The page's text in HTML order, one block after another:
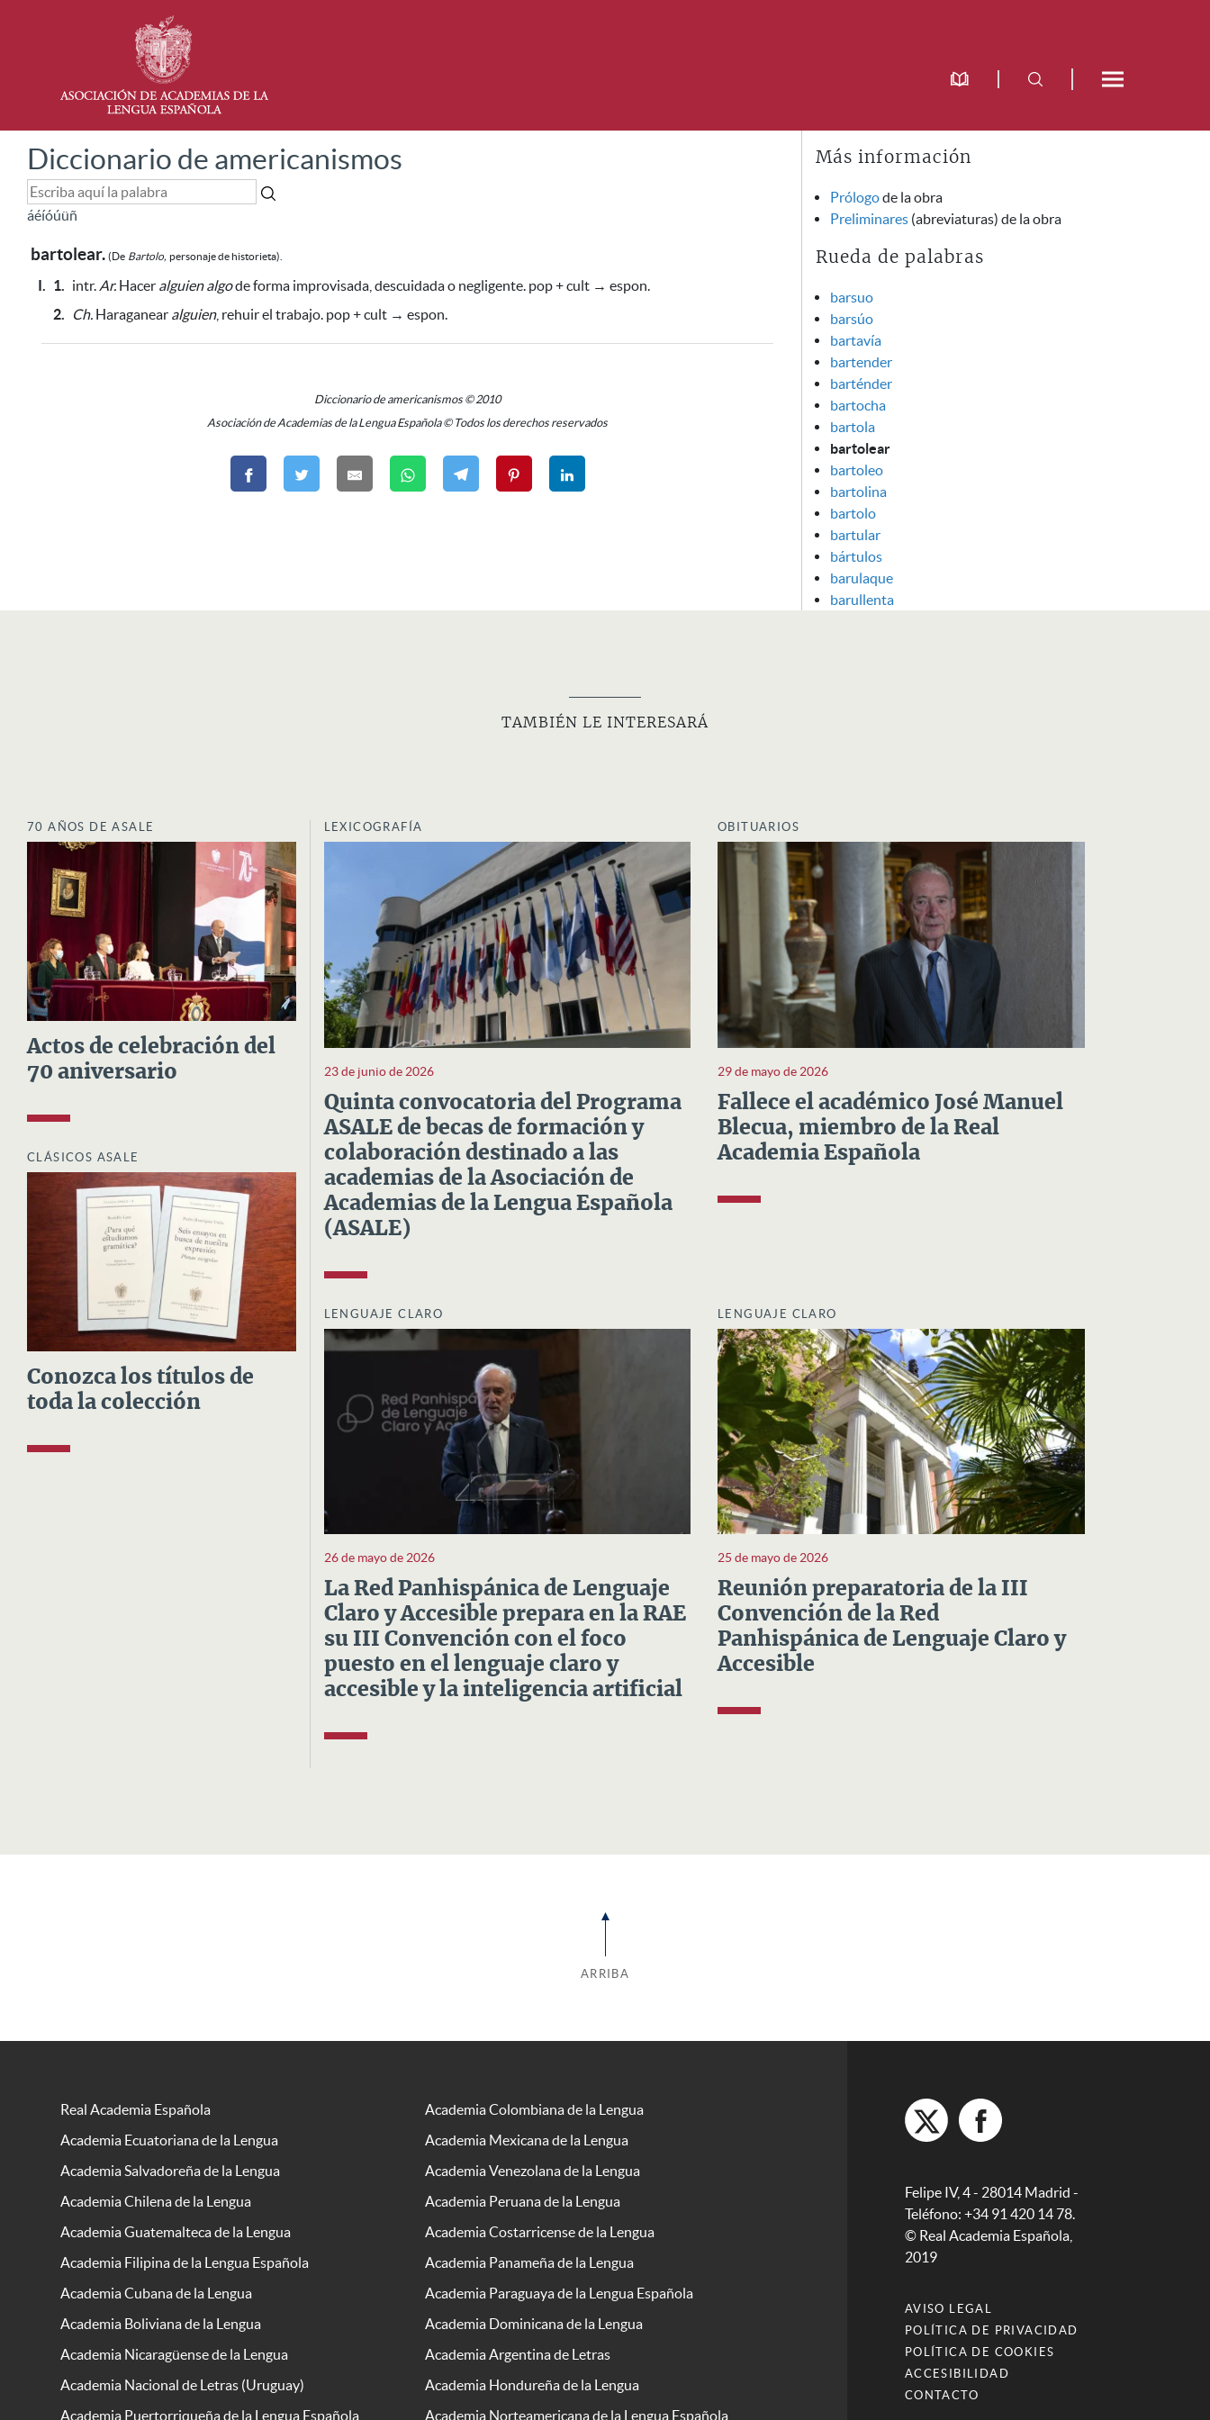
Diccionario de americanismos
áéíóúüñ
bartolear. (De Bartolo, personaje de historieta).
I. 1. intr. Ar. Hacer alguien algode forma improvisada, descuidada o negligente. pop + cult → espon.
2.
Ch. Haraganear alguien, rehuir el trabajo. pop + cult → espon.
Diccionario de americanismos © 2010
Asociación de Academias de la Lengua Española © Todos los derechos reservados
Más información
Prólogode la obra
Preliminares (abreviaturas) de la obra
Rueda de palabras
barsuo
barsúo
bartavía
bartender
barténder
bartocha
bartola
bartolear
bartoleo
bartolina
bartolo
bartular
bártulos
barulaque
barullenta
TAMBIÉN LE INTERESARÁ
70 AÑOS DE ASALE
Actos de celebración del
70 aniversario
CLÁSICOS ASALE
Conozca los títulos de
toda la colección
LEXICOGRAFÍA
23 de junio de 2026
Quinta convocatoria del Programa
ASALE de becas de formación y
colaboración destinado a las
academias de la Asociación de
Academias de la Lengua Española
(ASALE)
OBITUARIOS
29 de mayo de 2026
Fallece el académico José Manuel
Blecua, miembro de la Real
Academia Española
LENGUAJE CLARO
26 de mayo de 2026
La Red Panhispánica de Lenguaje
Claro y Accesible prepara en la RAE
su III Convención con el foco
puesto en el lenguaje claro y
accesible y la inteligencia artificial
LENGUAJE CLARO
25 de mayo de 2026
Reunión preparatoria de la III
Convención de la Red
Panhispánica de Lenguaje Claro y
Accesible
ARRIBA
Real Academia Española
Academia Colombiana de la Lengua
Academia Ecuatoriana de la Lengua
Academia Mexicana de la Lengua
Academia Salvadoreña de la Lengua
Academia Venezolana de la Lengua
Academia Chilena de la Lengua
Academia Peruana de la Lengua
Academia Guatemalteca de la Lengua
Academia Costarricense de la Lengua
Academia Filipina de la Lengua Española
Academia Panameña de la Lengua
Academia Cubana de la Lengua
Academia Paraguaya de la Lengua Española
Academia Boliviana de la Lengua
Academia Dominicana de la Lengua
Academia Nicaragüense de la Lengua
Academia Argentina de Letras
Academia Nacional de Letras (Uruguay)
Academia Hondureña de la Lengua
Academia Puertorriqueña de la Lengua Española
Academia Norteamericana de la Lengua Española
Felipe IV, 4 - 28014 Madrid -
Teléfono: +34 91 420 14 78.
© Real Academia Española,
2019
AVISO LEGAL
POLÍTICA DE PRIVACIDAD
POLÍTICA DE COOKIES
ACCESIBILIDAD
CONTACTO